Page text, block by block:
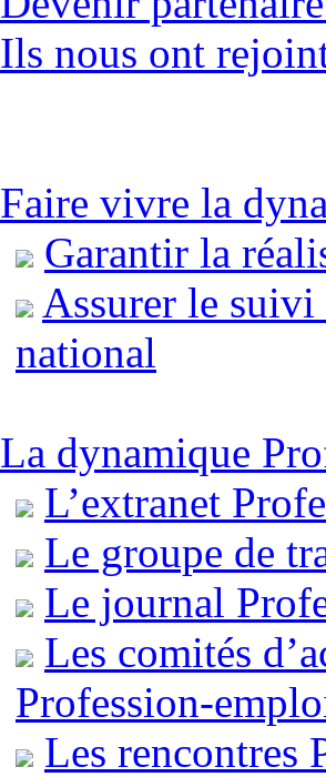
Ils nous ont
Faire vivre la
Garantir la
Assurer le
national
La dynamique
L’extranet
Le groupe de
Le journal
Les comités
Profession-
Les rencontres